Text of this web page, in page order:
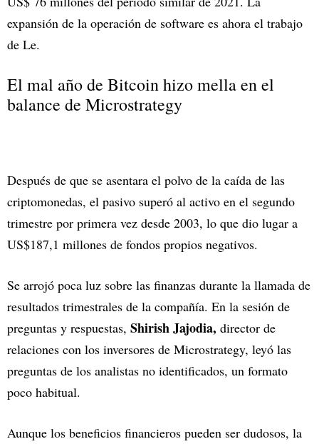
expansión de la operación de software es ahora el trabajo
de Le.
El mal año de Bitcoin hizo mella en el
balance de Microstrategy
Después de que se asentara el polvo de la caída de las
criptomonedas, el pasivo superó al activo en el segundo
trimestre por primera vez desde 2003, lo que dio lugar a
US$187,1 millones de fondos propios negativos.
Se arrojó poca luz sobre las finanzas durante la llamada de
resultados trimestrales de la compañía. En la sesión de
preguntas y respuestas, Shirish Jajodia, director de
relaciones con los inversores de Microstrategy, leyó las
preguntas de los analistas no identificados, un formato
poco habitual.
Aunque los beneficios financieros pueden ser dudosos, la